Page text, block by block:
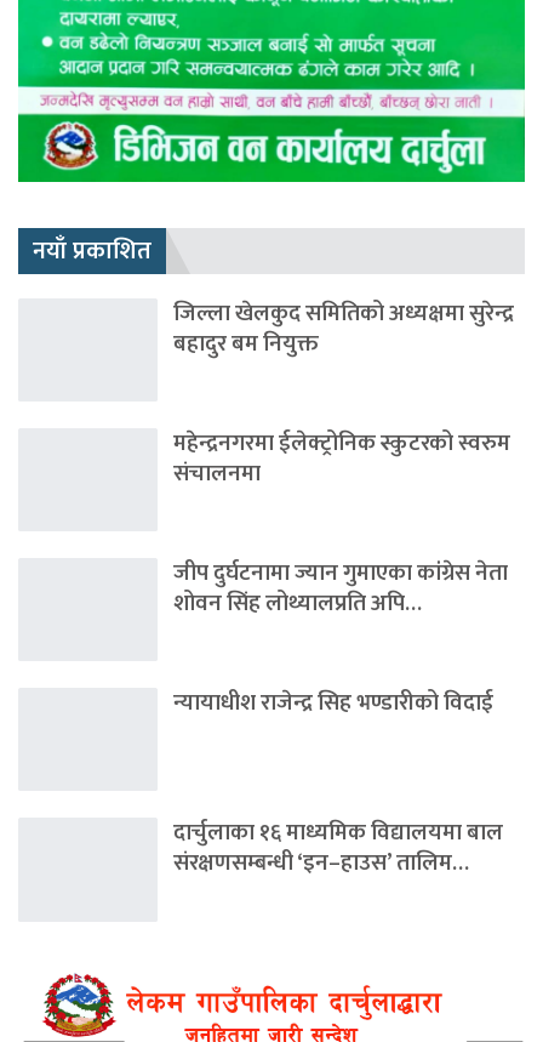
नयाँ प्रकाशित
जिल्ला खेलकुद समितिको अध्यक्षमा सुरेन्द्र
बहादुर बम नियुक्त
महेन्द्रनगरमा ईलेक्ट्रोनिक स्कुटरको स्वरुम
संचालनमा
जीप दुर्घटनामा ज्यान गुमाएका कांग्रेस नेता
शोवन सिंह लोथ्यालप्रति अपि…
न्यायाधीश राजेन्द्र सिह भण्डारीको विदाई
दार्चुलाका १६ माध्यमिक विद्यालयमा बाल
संरक्षणसम्बन्धी ‘इन–हाउस’ तालिम…